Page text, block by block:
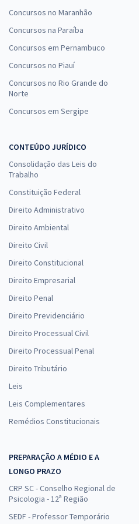
Concursos no Maranhão
Concursos na Paraíba
Concursos em Pernambuco
Concursos no Piauí
Concursos no Rio Grande do
Norte
Concursos em Sergipe
CONTEÚDO JURÍDICO
Consolidação das Leis do
Trabalho
Constituição Federal
Direito Administrativo
Direito Ambiental
Direito Civil
Direito Constitucional
Direito Empresarial
Direito Penal
Direito Previdenciário
Direito Processual Civil
Direito Processual Penal
Direito Tributário
Leis
Leis Complementares
Remédios Constitucionais
PREPARAÇÃO A MÉDIO E A
LONGO PRAZO
CRP SC - Conselho Regional de
Psicologia - 12ª Região
SEDF - Professor Temporário